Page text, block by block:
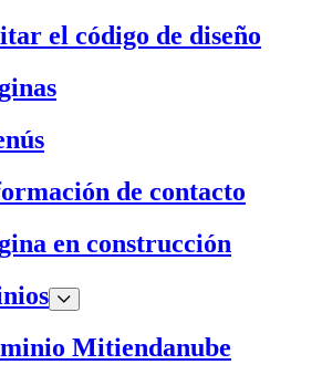
el código de diseño
de contacto
en construcción
Mitiendanube